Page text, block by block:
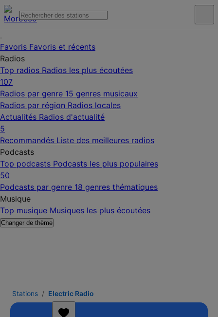
Favoris Favoris et récents
Radios
Top radios Radios les plus écoutées
107
Radios par genre 15 genres musicaux
Radios par région Radios locales
Actualités Radios d'actualité
5
Recommandés Liste des meilleures radios
Podcasts
Top podcasts Podcasts les plus populaires
50
Podcasts par genre 18 genres thématiques
Musique
Top musique Musiques les plus écoutées
Changer de thème
Stations Electric Radio